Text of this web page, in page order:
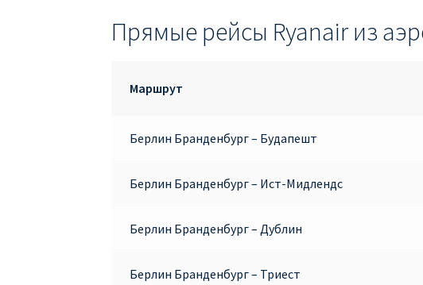
Прямые рейсы Ryanair из
Маршрут
Берлин Бранденбург – Будапешт
Берлин Бранденбург – Ист-Мидлендс
Берлин Бранденбург – Дублин
Берлин Бранденбург – Триест